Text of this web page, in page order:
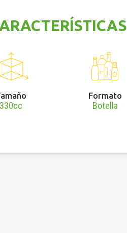
330cc
Formato
Botella